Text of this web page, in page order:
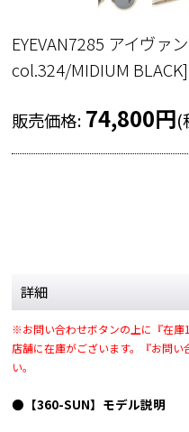
EYEVAN7285 アイヴァ
col.324/MIDIUM BLACK]
販売価格: 74,800円(
詳細
※お問い合わせボタンの上に『在庫
店舗に在庫がございます。『お問
い。
●【360-SUN】モデル説明